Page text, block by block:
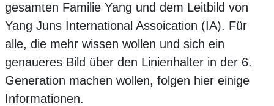
gesamten Familie Yang und dem Leitbild von
Yang Juns International Assoication (IA). Für
alle, die mehr wissen wollen und sich ein
genaueres Bild über den Linienhalter in der 6.
Generation machen wollen, folgen hier einige
Informationen.